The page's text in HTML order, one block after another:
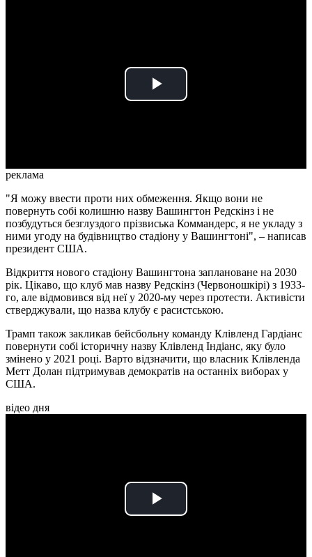
Play
реклама
"Я можу ввести проти них обмеження. Якщо вони не
повернуть собі колишню назву Вашингтон Редскінз і не
позбудуться безглуздого прізвиська Коммандерс, я не укладу з
ними угоду на будівництво стадіону у Вашингтоні", – написав
президент США.
Відкриття нового стадіону Вашингтона заплановане на 2030
рік. Цікаво, що клуб мав назву Редскінз (Червоношкірі) з 1933-
го, але відмовився від неї у 2020-му через протести. Активісти
стверджували, що назва клубу є расистською.
Трамп також закликав бейсбольну команду Клівленд Гардіанс
повернути собі історичну назву Клівленд Індіанс, яку було
змінено у 2021 році. Варто відзначити, що власник Клівленда
Метт Долан підтримував демократів на останніх виборах у
США.
відео дня
Play